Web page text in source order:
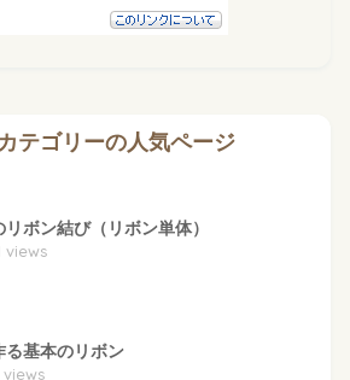
テゴリーの人気ページ
リボン結び（リボン単体）
views
る基本のリボン
views